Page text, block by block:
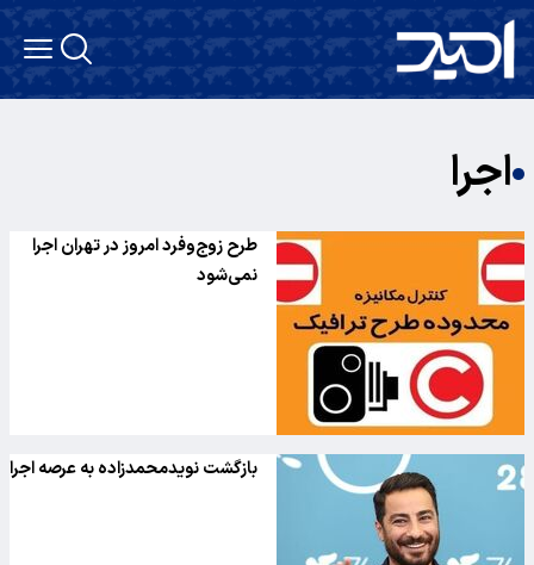
اجرا
طرح زوج‌وفرد امروز در تهران اجرا
نمی‌شود
بازگشت نویدمحمدزاده به عرصه اجرا